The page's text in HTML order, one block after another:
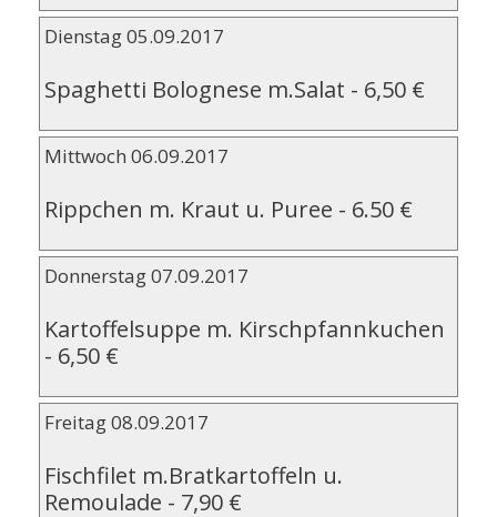
Dienstag 05.09.2017
Spaghetti Bolognese m.Salat - 6,50 €
Mittwoch 06.09.2017
Rippchen m. Kraut u. Puree - 6.50 €
Donnerstag 07.09.2017
Kartoffelsuppe m. Kirschpfannkuchen
- 6,50 €
Freitag 08.09.2017
Fischfilet m.Bratkartoffeln u.
Remoulade - 7,90 €